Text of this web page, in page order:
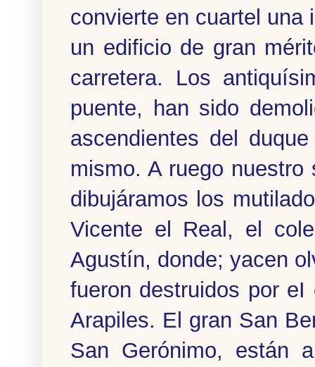
convierte en cuartel una
un edificio de gran
carretera. Los
puente, han sido
ascendientes del
mismo. A ruego
dibujáramos los
Vicente el Real, el
Agustín, donde; yacen
fueron destruidos por
Arapiles. El gran San
San Gerónimo, están